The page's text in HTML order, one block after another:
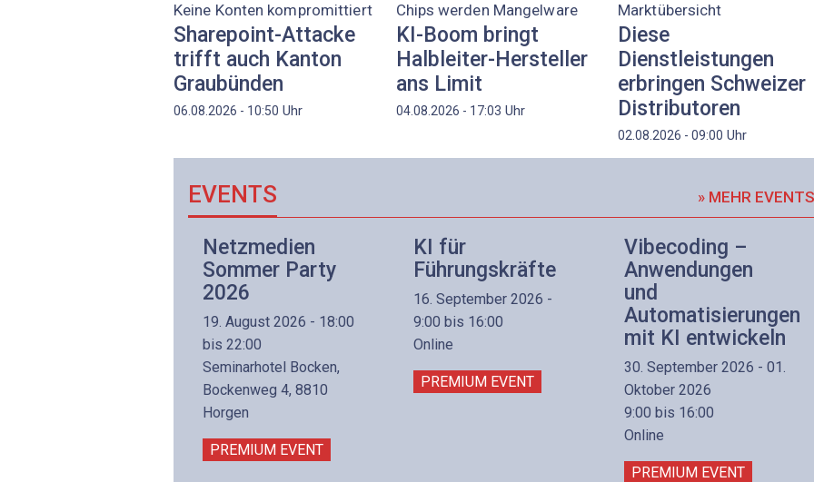
Keine Konten kompromittiert
Sharepoint-Attacke
trifft auch Kanton
Graubünden
06.08.2026 - 10:50 Uhr
Chips werden Mangelware
KI-Boom bringt
Halbleiter-Hersteller
ans Limit
04.08.2026 - 17:03 Uhr
Marktübersicht
Diese
Dienstleistungen
erbringen Schweizer
Distributoren
02.08.2026 - 09:00 Uhr
EVENTS » MEHR EVENTS
Netzmedien
Sommer Party
2026
19. August 2026 - 18:00
bis 22:00
Seminarhotel Bocken,
Bockenweg 4, 8810
Horgen
PREMIUM EVENT
KI für
Führungskräfte
16. September 2026 -
9:00 bis 16:00
Online
PREMIUM EVENT
Vibecoding –
Anwendungen
und
Automatisierungen
mit KI entwickeln
30. September 2026 - 01.
Oktober 2026
9:00 bis 16:00
Online
PREMIUM EVENT